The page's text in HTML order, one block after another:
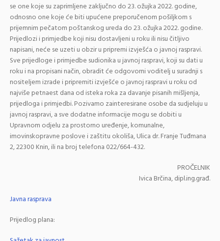
se one koje su zaprimljene zaključno do 23. ožujka 2022. godine,
odnosno one koje će biti upućene preporučenom pošiljkom s
prijemnim pečatom poštanskog ureda do 23. ožujka 2022. godine.
Prijedlozi i primjedbe koji nisu dostavljeni u roku ili nisu čitljivo
napisani, neće se uzeti u obzir u pripremi izvješća o javnoj raspravi.
Sve prijedloge i primjedbe sudionika u javnoj raspravi, koji su dati u
roku i na propisani način, obradit će odgovorni voditelj u suradnji s
nositeljem izrade i pripremiti izvješće o javnoj raspravi u roku od
najviše petnaest dana od isteka roka za davanje pisanih mišljenja,
prijedloga i primjedbi. Pozivamo zainteresirane osobe da sudjeluju u
javnoj raspravi, a sve dodatne informacije mogu se dobiti u
Upravnom odjelu za prostorno uređenje, komunalne,
imovinskopravne poslove i zaštitu okoliša, Ulica dr. Franje Tuđmana
2, 22300 Knin, ili na broj telefona 022/664-432.
PROČELNIK
Ivica Brčina, dipl.ing.građ.
Javna rasprava
Prijedlog plana: